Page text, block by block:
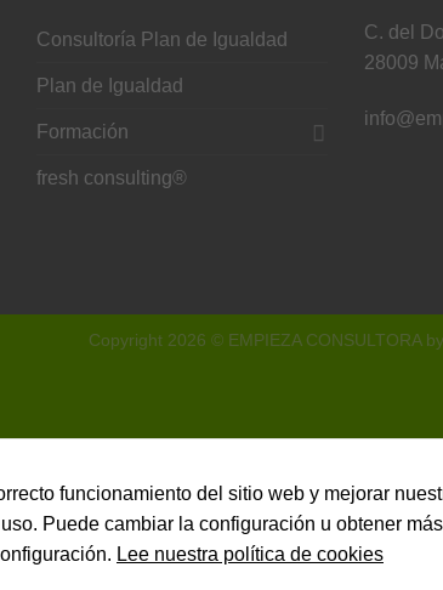
Consultoría Plan de Igualdad
Plan de Igualdad
Formación
fresh consulting®
C. del
28009
Copyright 2026 © EMPIEZA CONSULTORA by
funcionamiento del sitio web y mejorar
Puede cambiar la configuración u obtener
Lee nuestra política de cookies
son
para